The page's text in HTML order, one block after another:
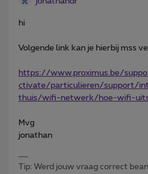
hi
Volgende link kan je hierbij mss
https://www.proximus.be/
ctivate/particulieren/support/
thuis/wifi-netwerk/hoe-wifi-
Mvg
jonathan
Tip: Werd jouw vraag correct